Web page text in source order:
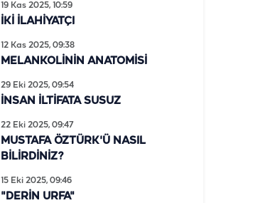
İKİ İLAHİYATÇI
19 Kas 2025, 10:59
MELANKOLİNİN ANATOMİSİ
12 Kas 2025, 09:38
İNSAN İLTİFATA SUSUZ
29 Eki 2025, 09:54
MUSTAFA ÖZTÜRK'Ü NASIL
BİLİRDİNİZ?
22 Eki 2025, 09:47
"DERİN URFA"
15 Eki 2025, 09:46